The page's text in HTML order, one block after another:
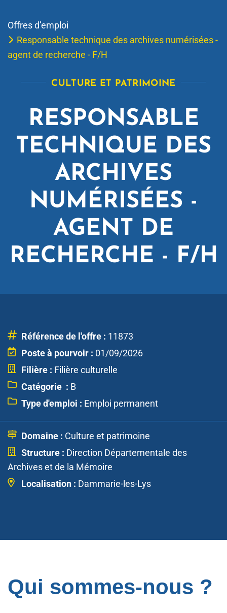
Offres d’emploi
Responsable technique des archives numérisées -
agent de recherche - F/H
RESPONSABLE
TECHNIQUE DES
ARCHIVES
NUMÉRISÉES -
AGENT DE
RECHERCHE - F/H
CULTURE ET PATRIMOINE
Référence de l'offre : 11873
Poste à pourvoir : 01/09/2026
Filière : Filière culturelle
Catégorie : B
Type d'emploi : Emploi permanent
Domaine : Culture et patrimoine
Structure : Direction Départementale des
Archives et de la Mémoire
Localisation : Dammarie-les-Lys
Qui sommes-nous ?